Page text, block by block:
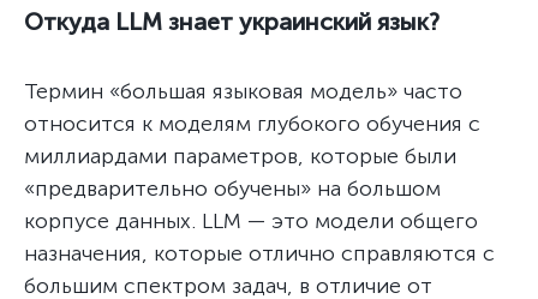
Откуда LLM знает украинский язык?
Термин «большая языковая модель» часто
относится к моделям глубокого обучения с
миллиардами параметров, которые были
«предварительно обучены» на большом
корпусе данных. LLM — это модели общего
назначения, которые отлично справляются с
большим спектром задач, в отличие от